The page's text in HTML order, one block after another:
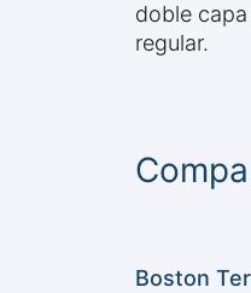
doble
regular.
Boston